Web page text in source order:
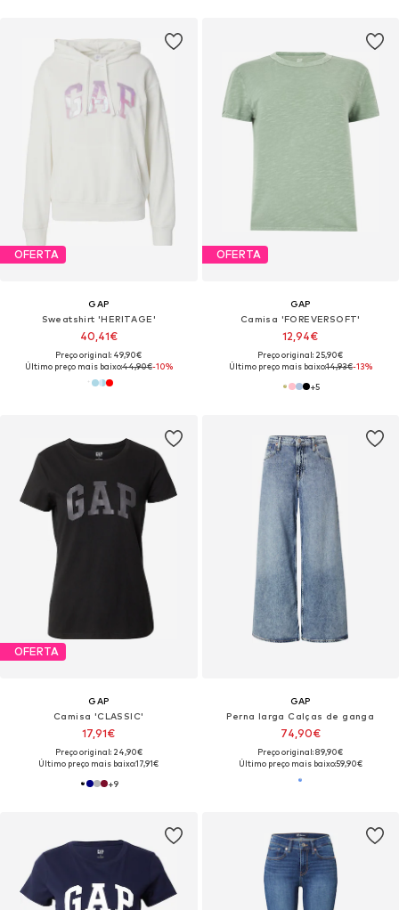
OFERTA
GAP
Sweatshirt 'HERITAGE'
40,41€
Preço original: 49,90€
Último preço mais baixo:44,90€-10%
OFERTA
GAP
Camisa 'FOREVERSOFT'
12,94€
Preço original: 25,90€
Último preço mais baixo:14,93€-13%
+5
OFERTA
GAP
Camisa 'CLASSIC'
17,91€
Preço original: 24,90€
Último preço mais baixo:17,91€
+9
GAP
Perna larga Calças de ganga
74,90€
Preço original: 89,90€
Último preço mais baixo:59,90€